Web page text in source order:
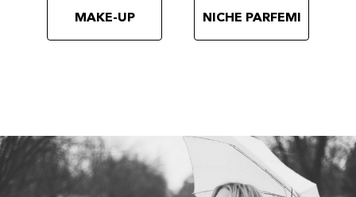
MAKE-UP NICHE PARFEMI